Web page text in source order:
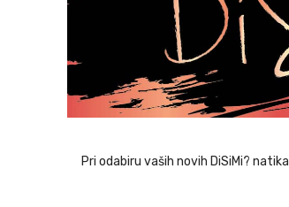
Pri odabiru vaših novih DiSiMi?